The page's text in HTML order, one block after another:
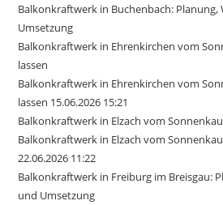
Balkonkraftwerk in Buchenbach:
Umsetzung
Balkonkraftwerk in Ehrenkirchen vom
lassen
Balkonkraftwerk in Ehrenkirchen vom
lassen 15.06.2026 15:21
Balkonkraftwerk in Elzach vom
Balkonkraftwerk in Elzach vom
22.06.2026 11:22
Balkonkraftwerk in Freiburg im Breisgau:
und Umsetzung